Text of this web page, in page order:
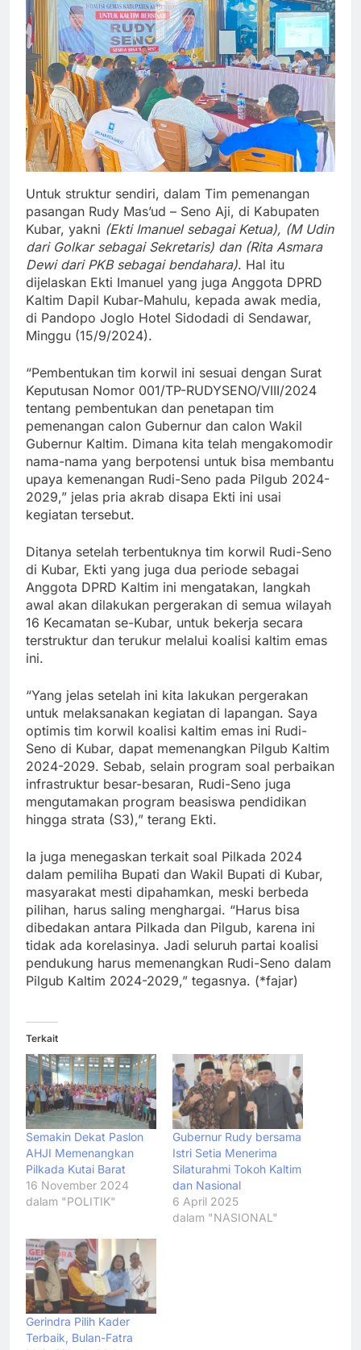
Untuk struktur sendiri, dalam Tim pemenangan
pasangan Rudy Mas’ud – Seno Aji, di Kabupaten
Kubar, yakni (Ekti Imanuel sebagai Ketua), (M Udin
dari Golkar sebagai Sekretaris) dan (Rita Asmara
Dewi dari PKB sebagai bendahara). Hal itu
dijelaskan Ekti Imanuel yang juga Anggota DPRD
Kaltim Dapil Kubar-Mahulu, kepada awak media,
di Pandopo Joglo Hotel Sidodadi di Sendawar,
Minggu (15/9/2024).
“Pembentukan tim korwil ini sesuai dengan Surat
Keputusan Nomor 001/TP-RUDYSENO/VIII/2024
tentang pembentukan dan penetapan tim
pemenangan calon Gubernur dan calon Wakil
Gubernur Kaltim. Dimana kita telah mengakomodir
nama-nama yang berpotensi untuk bisa membantu
upaya kemenangan Rudi-Seno pada Pilgub 2024-
2029,” jelas pria akrab disapa Ekti ini usai
kegiatan tersebut.
Ditanya setelah terbentuknya tim korwil Rudi-Seno
di Kubar, Ekti yang juga dua periode sebagai
Anggota DPRD Kaltim ini mengatakan, langkah
awal akan dilakukan pergerakan di semua wilayah
16 Kecamatan se-Kubar, untuk bekerja secara
terstruktur dan terukur melalui koalisi kaltim emas
ini.
“Yang jelas setelah ini kita lakukan pergerakan
untuk melaksanakan kegiatan di lapangan. Saya
optimis tim korwil koalisi kaltim emas ini Rudi-
Seno di Kubar, dapat memenangkan Pilgub Kaltim
2024-2029. Sebab, selain program soal perbaikan
infrastruktur besar-besaran, Rudi-Seno juga
mengutamakan program beasiswa pendidikan
hingga strata (S3),” terang Ekti.
Ia juga menegaskan terkait soal Pilkada 2024
dalam pemiliha Bupati dan Wakil Bupati di Kubar,
masyarakat mesti dipahamkan, meski berbeda
pilihan, harus saling menghargai. “Harus bisa
dibedakan antara Pilkada dan Pilgub, karena ini
tidak ada korelasinya. Jadi seluruh partai koalisi
pendukung harus memenangkan Rudi-Seno dalam
Pilgub Kaltim 2024-2029,” tegasnya. (*fajar)
Terkait
Semakin Dekat Paslon
AHJI Memenangkan
Pilkada Kutai Barat
16 November 2024
dalam "POLITIK"
Gubernur Rudy bersama
Istri Setia Menerima
Silaturahmi Tokoh Kaltim
dan Nasional
6 April 2025
dalam "NASIONAL"
Gerindra Pilih Kader
Terbaik, Bulan-Fatra